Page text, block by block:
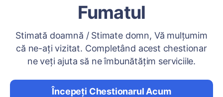
Fumatul
Stimată doamnă / Stimate domn, Vă mulțumim
că ne-ați vizitat. Completând acest chestionar
ne veți ajuta să ne îmbunătățim serviciile.
Începeți Chestionarul Acum